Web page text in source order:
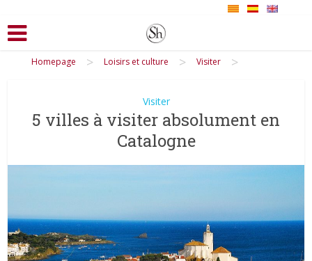
Homepage > Loisirs et culture > Visiter >
Visiter
5 villes à visiter absolument en
Catalogne